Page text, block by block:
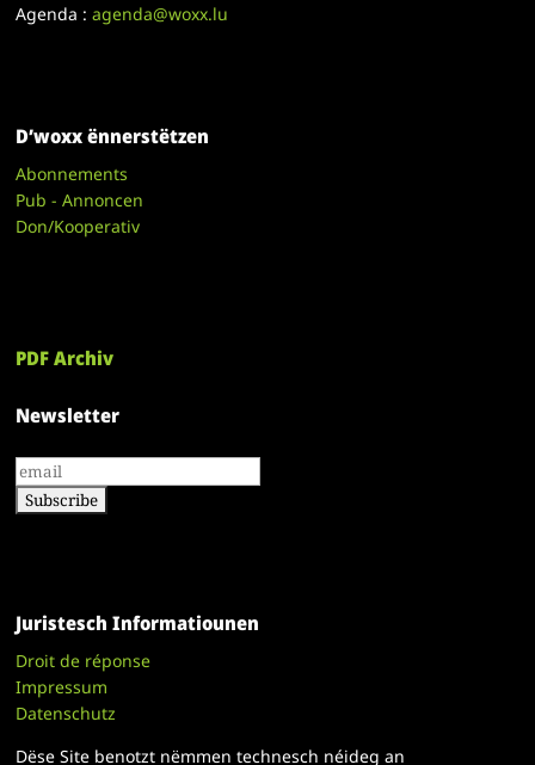
Agenda :agenda@woxx.lu
D’woxx ënnerstëtzen
Abonnements
Pub - Annoncen
Don/Kooperativ
PDF Archiv
Newsletter
Juristesch Informatiounen
Droit de réponse
Impressum
Datenschutz
Dëse Site benotzt nëmmen technesch néideg an